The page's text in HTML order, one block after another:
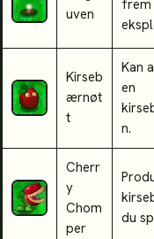
uven
frem
Kirseb
ærnøt
t
Kan
en
n.
Cherr
y
Chom
per
du